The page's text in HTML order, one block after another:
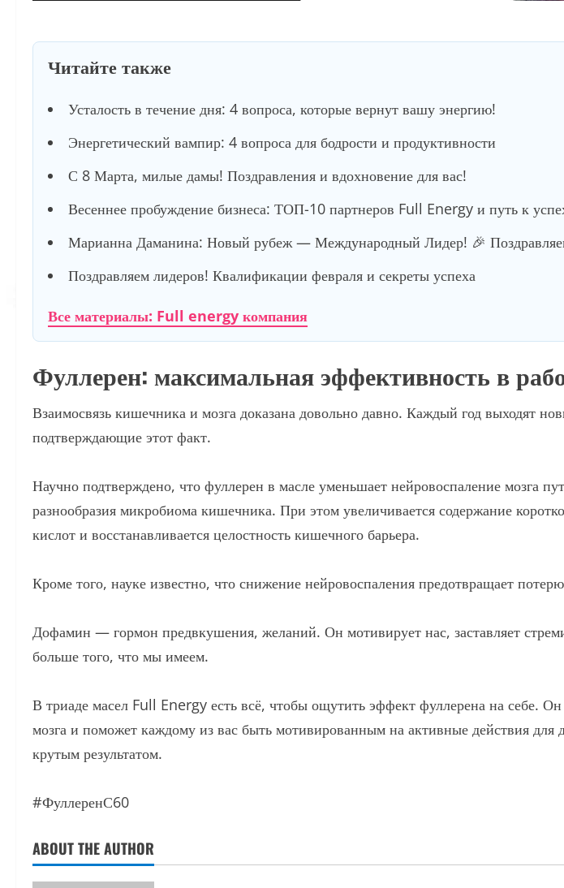
Читайте также
Усталость в течение дня: 4 вопроса, которые вернут вашу энергию!
Энергетический вампир: 4 вопроса для бодрости и продуктивности
С 8 Марта, милые дамы! Поздравления и вдохновение для вас!
Весеннее пробуждение бизнеса: ТОП-10 партнеров Full Energy и путь к
Марианна Даманина: Новый рубеж — Международный Лидер! 🎉
Поздравляем лидеров! Квалификации февраля и секреты успеха
Все материалы: Full energy компания
Фуллерен: максимальная эффективность в
Взаимосвязь кишечника и мозга доказана довольно давно. Каждый год выходят
подтверждающие этот факт.
Научно подтверждено, что фуллерен в масле уменьшает нейровоспаление мозга
разнообразия микробиома кишечника. При этом увеличивается содержание
кислот и восстанавливается целостность кишечного барьера.
Кроме того, науке известно, что снижение нейровоспаления предотвращает
Дофамин — гормон предвкушения, желаний. Он мотивирует нас, заставляет
больше того, что мы имеем.
В триаде масел Full Energy есть всё, чтобы ощутить эффект фуллерена на себе.
мозга и поможет каждому из вас быть мотивированным на активные действия для
крутым результатом.
#ФуллеренС60
ABOUT THE AUTHOR